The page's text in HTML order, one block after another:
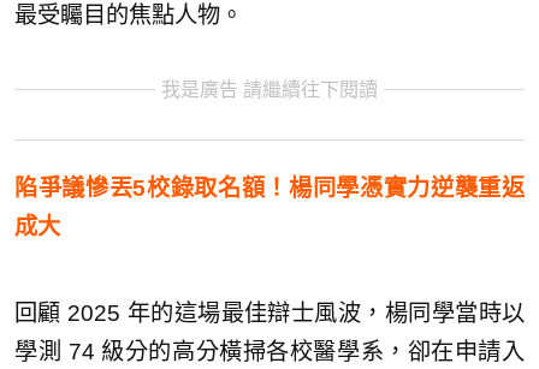
最受矚目的焦點人物。
我是廣告 請繼續往下閱讀
陷爭議慘丟5校錄取名額！楊同學憑實力逆襲重返
成大
回顧 2025 年的這場最佳辯士風波，楊同學當時以
學測 74 級分的高分橫掃各校醫學系，卻在申請入